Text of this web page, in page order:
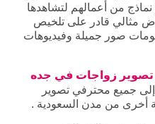
من أعمالهم لتشاهدها
مثالي قادر على تلخيص
صور جميلة وفيديوهات
تصوير زواجات في جده
إلى جميع محترفي تصوير
أخرى من مدن السعودية .